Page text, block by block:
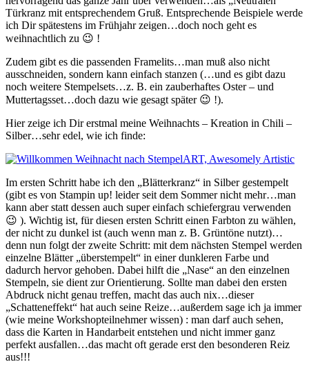
Türkranz mit entsprechendem Gruß. Entsprechende Beispiele werde
ich Dir spätestens im Frühjahr zeigen…doch noch geht es
weihnachtlich zu 😉 !
Zudem gibt es die passenden Framelits…man muß also nicht
ausschneiden, sondern kann einfach stanzen (…und es gibt dazu
noch weitere Stempelsets…z. B. ein zauberhaftes Oster – und
Muttertagsset…doch dazu wie gesagt später 😉 !).
Hier zeige ich Dir erstmal meine Weihnachts – Kreation in Chili –
Silber…sehr edel, wie ich finde:
Im ersten Schritt habe ich den „Blätterkranz“ in Silber gestempelt
(gibt es von Stampin up! leider seit dem Sommer nicht mehr…man
kann aber statt dessen auch super einfach schiefergrau verwenden
😉 ). Wichtig ist, für diesen ersten Schritt einen Farbton zu wählen,
der nicht zu dunkel ist (auch wenn man z. B. Grüntöne nutzt)…
denn nun folgt der zweite Schritt: mit dem nächsten Stempel werden
einzelne Blätter „überstempelt“ in einer dunkleren Farbe und
dadurch hervor gehoben. Dabei hilft die „Nase“ an den einzelnen
Stempeln, sie dient zur Orientierung. Sollte man dabei den ersten
Abdruck nicht genau treffen, macht das auch nix…dieser
„Schatteneffekt“ hat auch seine Reize…außerdem sage ich ja immer
(wie meine Workshopteilnehmer wissen) : man darf auch sehen,
dass die Karten in Handarbeit entstehen und nicht immer ganz
perfekt ausfallen…das macht oft gerade erst den besonderen Reiz
aus!!!